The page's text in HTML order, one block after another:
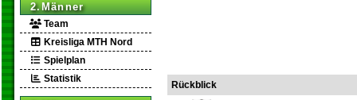
2.Männer
Team
Kreisliga MTH Nord
Spielplan
Statistik
Rückblick